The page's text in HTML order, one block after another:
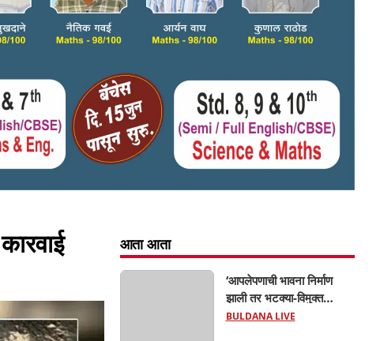
आता आता
‘आपलेपणाची भावना निर्माण
झाली तर भटक्या-विमुक्त
समाजाचा उत्कर्ष दूर नाही’; ही
BULDANA LIVE